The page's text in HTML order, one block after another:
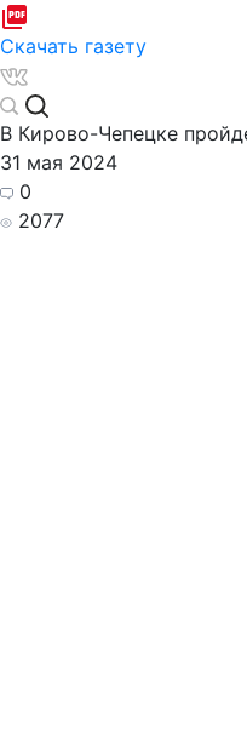
Скачать газету
В Кирово-Чепецке
31 мая 2024
0
2077